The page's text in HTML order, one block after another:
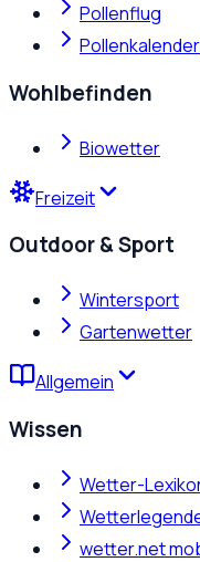
Pollenflug
Pollenkalender
Wohlbefinden
Biowetter
Freizeit
Outdoor & Sport
Wintersport
Gartenwetter
Allgemein
Wissen
Wetter-
wetter.net